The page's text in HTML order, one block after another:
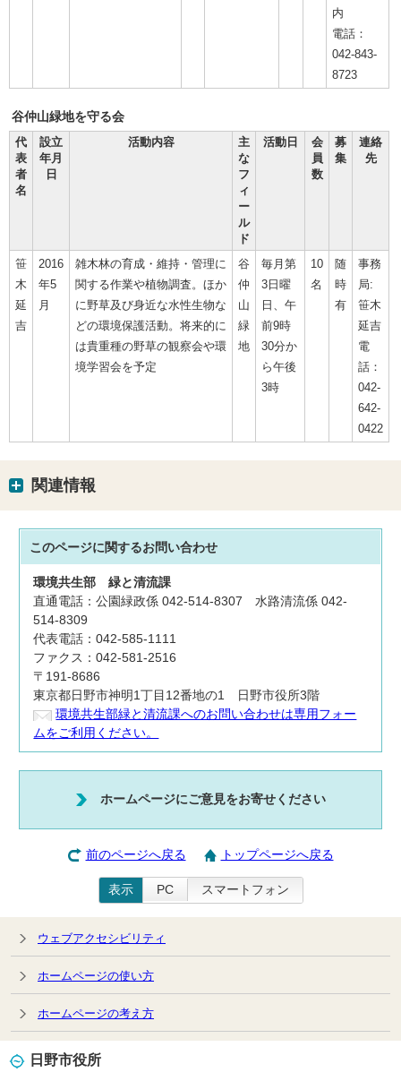
内
電話：
042-843-
8723
谷仲山緑地を守る会
代
表
者
名
設立
年月
日
活動内容
主
な
フ
ィ
ー
ル
ド
活動日
会
員
数
募
集
連絡
先
笹
木
延
吉
2016
年5
月
雑木林の育成・維持・管理に
関する作業や植物調査。ほか
に野草及び身近な水性生物な
どの環境保護活動。将来的に
は貴重種の野草の観察会や環
境学習会を予定
谷
仲
山
緑
地
毎月第
3日曜
日、午
前9時
30分か
ら午後
3時
10
名
随
時
有
事務
局:
笹木
延吉
電
話：
042-
642-
0422
関連情報
このページに関するお問い合わせ
環境共生部緑と清流課
直通電話：公園緑政係 042-514-8307 水路清流係 042-
514-8309
代表電話：042-585-1111
ファクス：042-581-2516
〒191-8686
東京都日野市神明1丁目12番地の1 日野市役所3階
環境共生部緑と清流課へのお問い合わせは専用フォー
ムをご利用ください。
ホームページにご意見をお寄せください
前のページへ戻る トップページへ戻る
表示 PC スマートフォン
ウェブアクセシビリティ
ホームページの使い方
ホームページの考え方
日野市役所